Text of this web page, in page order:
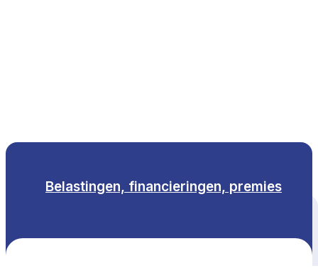
Belastingen, financieringen, premies